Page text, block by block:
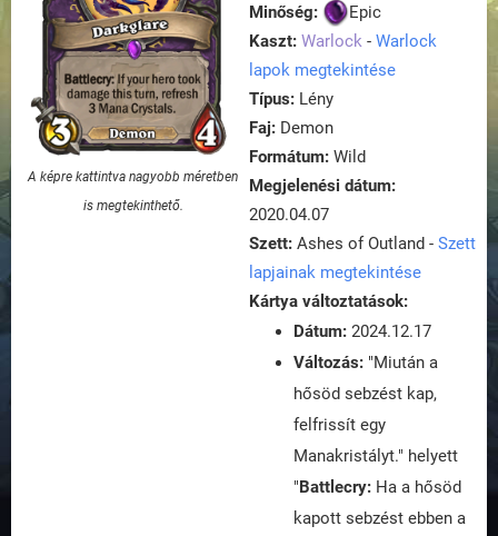
A képre kattintva nagyobb méretben
is megtekinthető.
Minőség:
Epic
Kaszt: Warlock - Warlock
lapok megtekintése
Típus: Lény
Faj: Demon
Formátum: Wild
Megjelenési dátum:
2020.04.07
Szett: Ashes of Outland - Szett
lapjainak megtekintése
Kártya változtatások:
Dátum: 2024.12.17
Változás: "Miután a
hősöd sebzést kap,
felfrissít egy
Manakristályt." helyett
"Battlecry: Ha a hősöd
kapott sebzést ebben a